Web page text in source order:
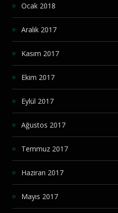
Ocak 2018
Aralık 2017
Kasım 2017
Ekim 2017
Eylül 2017
Ağustos 2017
Temmuz 2017
Haziran 2017
Mayıs 2017